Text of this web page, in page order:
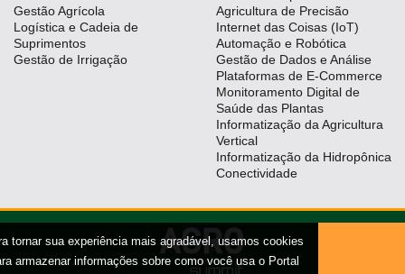
tornar sua experiência mais agradável, usamos cookies
armazenar informações sobre como você usa o Portal
Gestão Agrícola
Logística e Cadeia de
Suprimentos
Gestão de Irrigação
Agricultura de Precisão
Internet das Coisas (IoT)
Automação e Robótica
Gestão de Dados e Análise
Plataformas de E-Commerce
Monitoramento Digital de
Saúde das Plantas
Informatização da Agricultura
Vertical
Informatização da Hidropônica
Conectividade